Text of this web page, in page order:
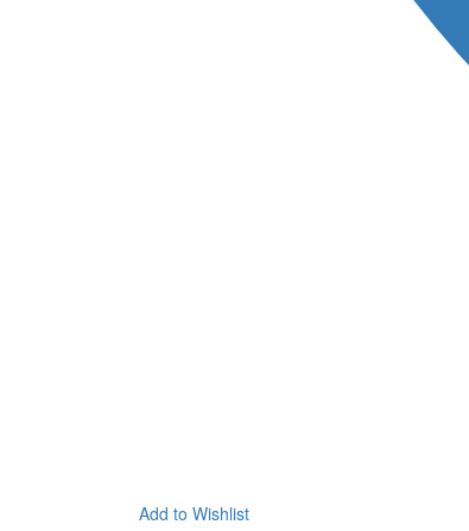
Add to Wishlist